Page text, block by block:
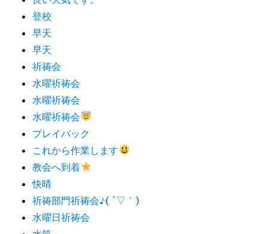
登校
早天
早天
祈祷会
水曜祈祷会
水曜祈祷会
水曜祈祷会
プレイバック
これから作業します
教会へ到着
快晴
祈祷部門祈祷会♪( ´▽｀)
水曜日祈祷会